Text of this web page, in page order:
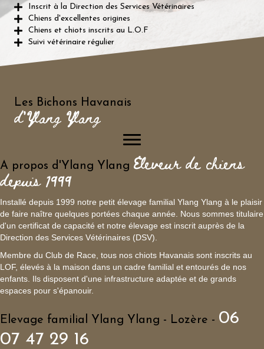
Inscrit à la Direction des Services Vétérinaires
Chiens d'excellentes origines
Chiens et chiots inscrits au L.O.F
Suivi vétérinaire régulier
Les Bichons Havanais
d'Ylang Ylang
A propos d'Ylang Ylang Eleveur de chiens
depuis 1999
Installé depuis 1999 notre petit élevage familial Ylang Ylang à le plaisir
de faire naître quelques portées chaque année. Nous sommes titulaire
d'un certificat de capacité et notre élevage est inscrit auprès de la
Direction des Services Vétérinaires (DSV).
Membre du Club de Race, tous nos chiots Havanais sont inscrits au
LOF, élevés à la maison dans un cadre familial et entourés de nos
enfants. Ils disposent d'une infrastructure adaptée et de grands
espaces pour s'épanouir.
Elevage familial Ylang Ylang - Lozère - 06
07 47 29 16